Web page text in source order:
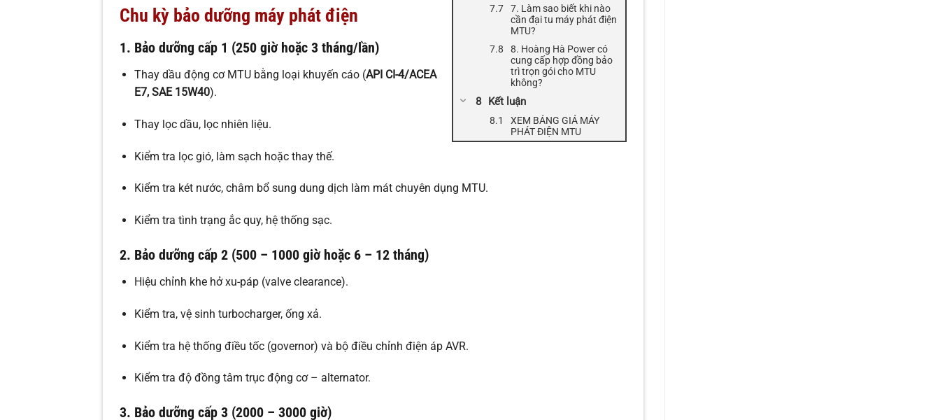
7. Làm sao biết khi nào
cần đại tu máy phát điện
MTU?
8. Hoàng Hà Power có
cung cấp hợp đồng bảo
trì trọn gói cho MTU
không?
Kết luận
XEM BẢNG GIÁ MÁY
PHÁT ĐIỆN MTU
Chu kỳ bảo dưỡng máy phát điện
1. Bảo dưỡng cấp 1 (250 giờ hoặc 3 tháng/lần)
Thay dầu động cơ MTU bằng loại khuyến cáo (API CI-4/ACEA
E7, SAE 15W40).
Thay lọc dầu, lọc nhiên liệu.
Kiểm tra lọc gió, làm sạch hoặc thay thế.
Kiểm tra két nước, châm bổ sung dung dịch làm mát chuyên dụng MTU.
Kiểm tra tình trạng ắc quy, hệ thống sạc.
2. Bảo dưỡng cấp 2 (500 – 1000 giờ hoặc 6 – 12 tháng)
Hiệu chỉnh khe hở xu-páp (valve clearance).
Kiểm tra, vệ sinh turbocharger, ống xả.
Kiểm tra hệ thống điều tốc (governor) và bộ điều chỉnh điện áp AVR.
Kiểm tra độ đồng tâm trục động cơ – alternator.
3. Bảo dưỡng cấp 3 (2000 – 3000 giờ)